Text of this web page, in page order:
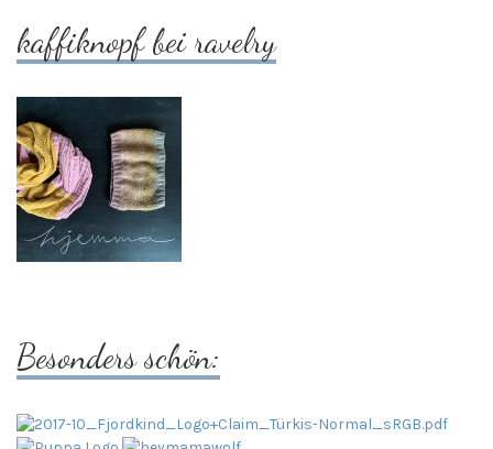
kaffiknopf bei ravelry
Besonders schön: